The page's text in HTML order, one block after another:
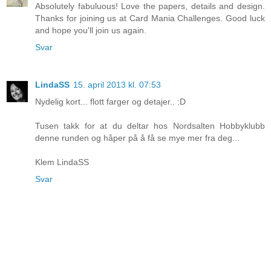
Absolutely fabuluous! Love the papers, details and design.
Thanks for joining us at Card Mania Challenges. Good luck
and hope you'll join us again.
Svar
LindaSS 15. april 2013 kl. 07:53
Nydelig kort... flott farger og detajer.. :D
Tusen takk for at du deltar hos Nordsalten Hobbyklubb
denne runden og håper på å få se mye mer fra deg...
Klem LindaSS
Svar